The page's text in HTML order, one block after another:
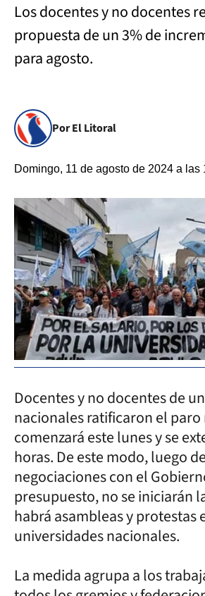
Los docentes y no docentes
propuesta de un 3% de
para agosto.
Por El Litoral
Domingo, 11 de agosto de 2024 a las
Docentes y no docentes de
nacionales ratificaron el
comenzará este lunes y se
horas. De este modo, luego
negociaciones con el
presupuesto, no se iniciarán
habrá asambleas y protestas
universidades nacionales.
La medida agrupa a los